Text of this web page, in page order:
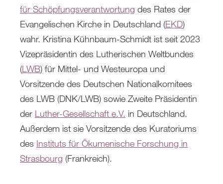
für Schöpfungsverantwortung des Rates der
Evangelischen Kirche in Deutschland (EKD)
wahr. Kristina Kühnbaum-Schmidt ist seit 2023
Vizepräsidentin des Lutherischen Weltbundes
(LWB) für Mittel- und Westeuropa und
Vorsitzende des Deutschen Nationalkomitees
des LWB (DNK/LWB) sowie Zweite Präsidentin
der Luther-Gesellschaft e.V. in Deutschland.
Außerdem ist sie Vorsitzende des Kuratoriums
des Instituts für Ökumenische Forschung in
Strasbourg (Frankreich).